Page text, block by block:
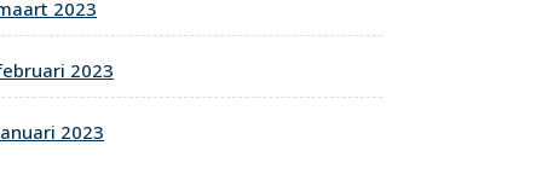
2023
2023
2023